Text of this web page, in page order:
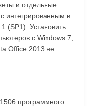
и отдельные
интегрированным в
(SP1). Установить
с Windows 7,
Office 2013 не
программного